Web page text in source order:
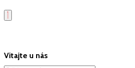
Vitajte u nás